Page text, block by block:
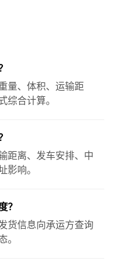
量、体积、运输距
综合计算。
距离、发车安排、中
影响。
？
货信息向承运方查询
。